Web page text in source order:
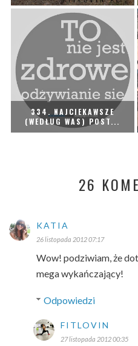
334. NAJCIEKAWSZE
(WEDŁUG WAS) POST...
26
KATIA
26 listopada 2012 07:17
Wow! podziwiam, że
mega wykańczający!
Odpowiedzi
FITLOVIN
27 listopada 2012 00:35